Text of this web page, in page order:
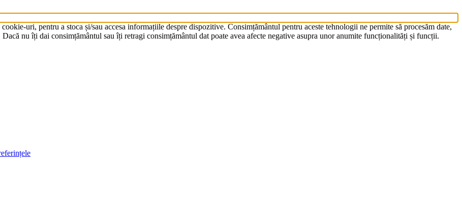
uri, pentru a stoca și/sau accesa informațiile despre dispozitive. Consimțământul pentru aceste tehnologii ne permite să procesăm date,
nu îți dai consimțământul sau îți retragi consimțământul dat poate avea afecte negative asupra unor anumite funcționalități și funcții.